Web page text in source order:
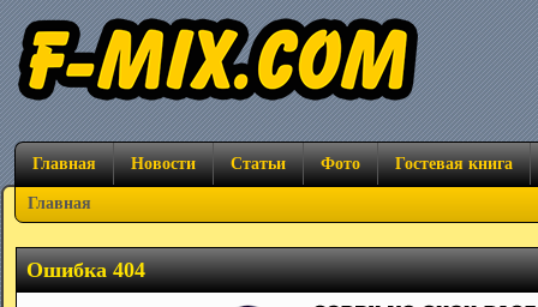
Главная Новости Статьи Фото Гостевая книга
Главная
Ошибка 404